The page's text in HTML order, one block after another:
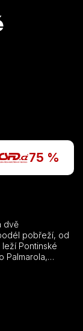
75 %
dvě
pobřeží, od
Pontinské
Palmarola,
pak ostrovy
ostrovy jsou